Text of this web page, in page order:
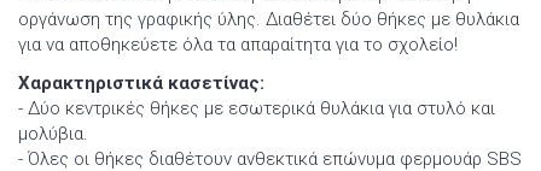
οργάνωση της γραφικής ύλης. Διαθέτει δύο θήκες με θυλάκια
για να αποθηκεύετε όλα τα απαραίτητα για το σχολείο!
Χαρακτηριστικά κασετίνας:
- Δύο κεντρικές θήκες με εσωτερικά θυλάκια για στυλό και
μολύβια.
- Όλες οι θήκες διαθέτουν ανθεκτικά επώνυμα φερμουάρ SBS